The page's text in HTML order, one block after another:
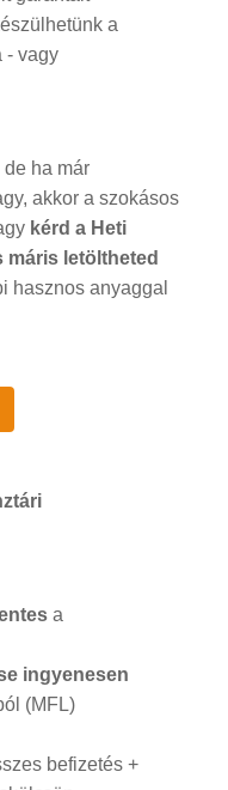
a
- vagy
ha már
akkor a szokásos
kérd a Heti
máris letöltheted
hasznos anyaggal
a
ingyenesen
(MFL)
befizetés +